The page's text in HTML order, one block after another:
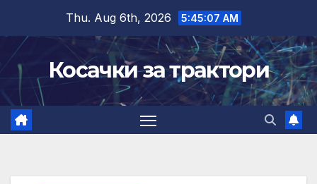
content
Thu. Aug 6th, 2026 5:45:07 AM
Косачки за трактори